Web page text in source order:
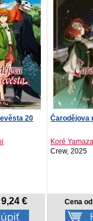
20
9,24 €
Čarodějova
Koré
Crew, 2025
Cena